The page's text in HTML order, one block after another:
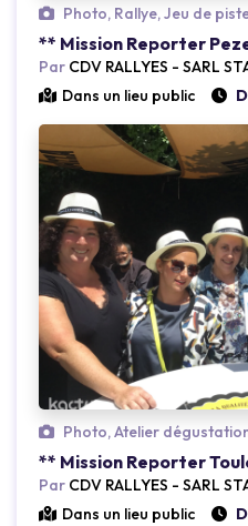
Loading...
Photo, Rallye, Jeu de
** Mission Reporter
Par CDV RALLYES - SARL
Dans un lieu public
Loading...
Photo, Atelier
** Mission Reporter
Par CDV RALLYES - SARL
Dans un lieu public